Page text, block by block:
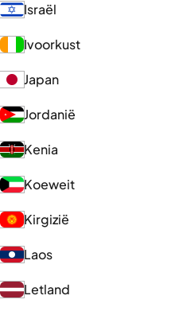
Israël
Ivoorkust
Japan
Jordanië
Kenia
Koeweit
Kirgizië
Laos
Letland